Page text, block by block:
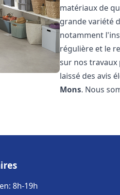
matériaux de
grande variété
notamment
régulière et le
sur nos
laissé des avis
Mons. Nous
8h-19h